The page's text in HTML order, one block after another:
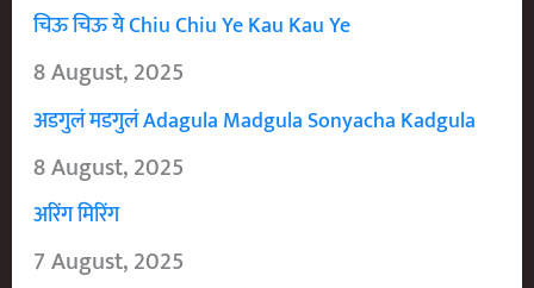
चिऊ चिऊ ये Chiu Chiu Ye Kau Kau Ye
8 August, 2025
अडगुलं मडगुलं Adagula Madgula Sonyacha Kadgula
8 August, 2025
अरिंग मिरिंग
7 August, 2025